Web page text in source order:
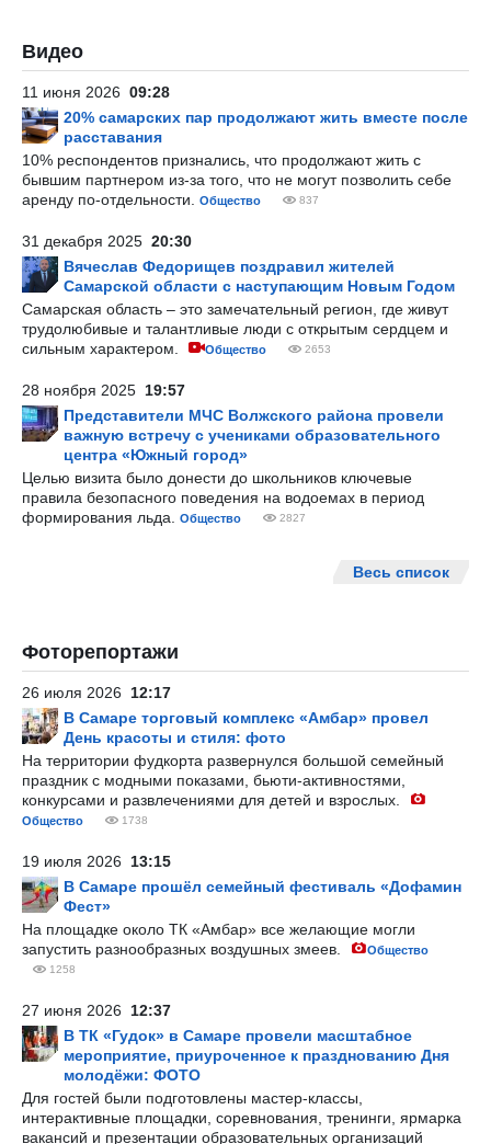
Видео
11 июня 2026 09:28
20% самарских пар продолжают жить вместе после
расставания
10% респондентов признались, что продолжают жить с
бывшим партнером из-за того, что не могут позволить себе
аренду по-отдельности.
Общество 837
31 декабря 2025 20:30
Вячеслав Федорищев поздравил жителей
Самарской области с наступающим Новым Годом
Самарская область – это замечательный регион, где живут
трудолюбивые и талантливые люди с открытым сердцем и
сильным характером.
Общество 2653
28 ноября 2025 19:57
Представители МЧС Волжского района провели
важную встречу с учениками образовательного
центра «Южный город»
Целью визита было донести до школьников ключевые
правила безопасного поведения на водоемах в период
формирования льда.
Общество 2827
Весь список
Фоторепортажи
26 июля 2026 12:17
В Самаре торговый комплекс «Амбар» провел
День красоты и стиля: фото
На территории фудкорта развернулся большой семейный
праздник с модными показами, бьюти-активностями,
конкурсами и развлечениями для детей и взрослых.
Общество 1738
19 июля 2026 13:15
В Самаре прошёл семейный фестиваль «Дофамин
Фест»
На площадке около ТК «Амбар» все желающие могли
запустить разнообразных воздушных змеев.
Общество
1258
27 июня 2026 12:37
В ТК «Гудок» в Самаре провели масштабное
мероприятие, приуроченное к празднованию Дня
молодёжи: ФОТО
Для гостей были подготовлены мастер-классы,
интерактивные площадки, соревнования, тренинги, ярмарка
вакансий и презентации образовательных организаций